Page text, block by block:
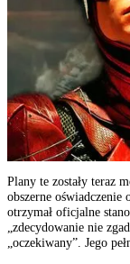
Plany te zostały teraz
obszerne
otrzymał oficjalne
„zdecydowanie nie
„oczekiwany”. Jego